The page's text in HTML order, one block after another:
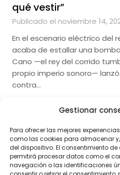
qué vestir”
Publicado el noviembre 14,
En el escenario eléctrico del
acaba de estallar una
Cano —el rey del corrido
propio imperio sonoro—
contra…
Gestionar
Para ofrecer las mejores
como las cookies para almacenar
del dispositivo. El consentimiento
permitirá procesar datos como el
navegación o las identificaciones